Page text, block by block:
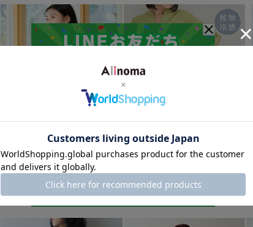
ウェディングドレス
メンズ
その他
カテゴリーを指定する
JANJAM / ジャンジャン
LACOUPE / ラ・クープ
LAVIENNE / ラヴィエンヌ
LAVEANGE / ラビアンジェ
リバティプリント パフスリーブシャ
ツ
9,900円 税込
Re-J&supure
【接触冷感】スキッパードルマンブ
ラウス
2,189円 税込